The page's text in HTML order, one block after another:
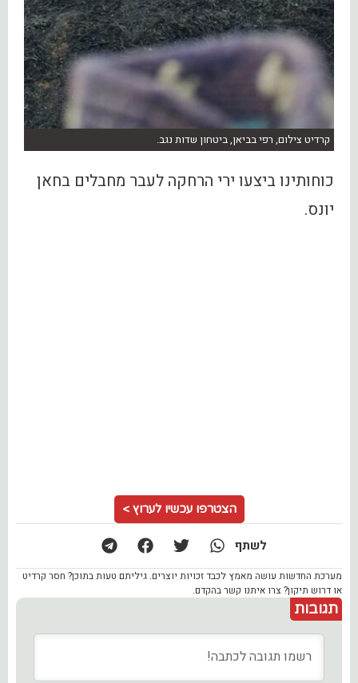
קרדיט צילום, רפי בביאן, ביטחון שדות נגב.
כוחותינו ביצעו ירי הרחקה לעבר מחבלים בחאן
יונס.
הצטרפו עכשיו לערוץ >
לשתף
מערכת החדשות עושה מאמץ לכבד זכויות יוצרים. גיליתם טעות בתוכן? חסר קרדיט
או דרוש תיקון? צרו איתנו קשר בהקדם.
תגובות